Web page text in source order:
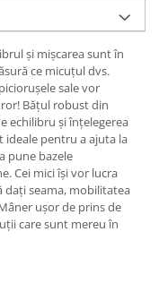
și mișcarea sunt în
ce micuțul dvs.
sale vor
Bățul robust din
echilibru și înțelegerea
ideale pentru a ajuta la
pune bazele
Cei mici își vor lucra
dați seama, mobilitatea
ușor de prins de
care sunt mereu în